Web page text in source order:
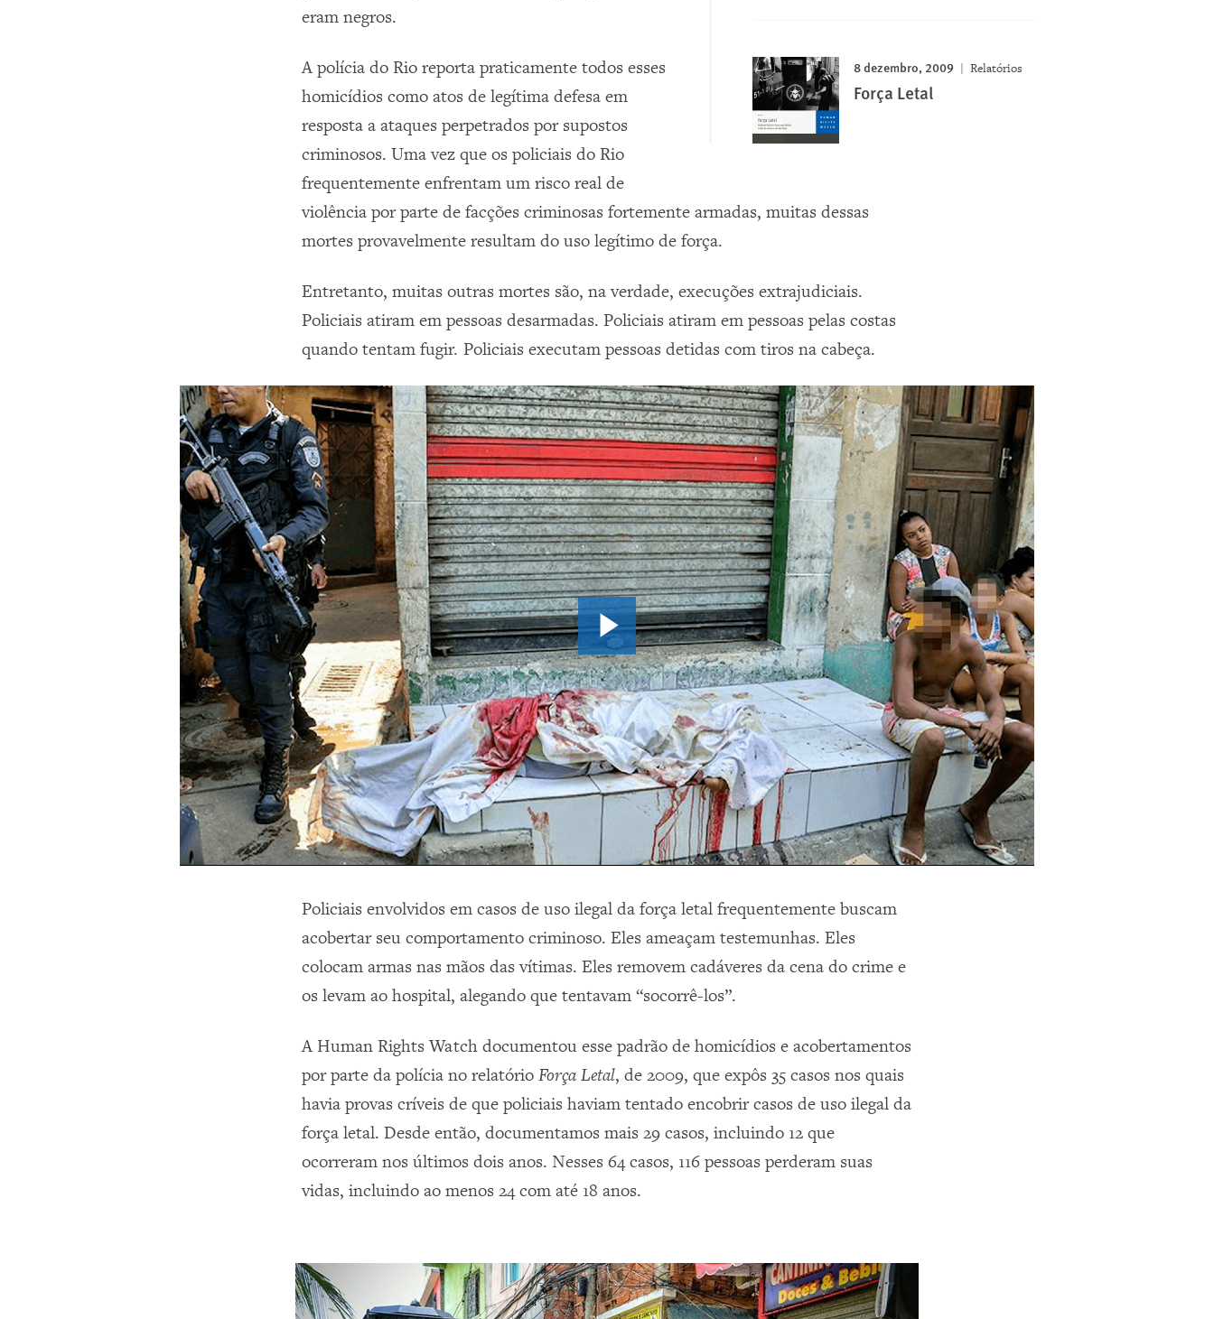
8 dezembro, 2009 Relatórios
Força Letal
eram negros.
A polícia do Rio reporta praticamente todos esses
homicídios como atos de legítima defesa em
resposta a ataques perpetrados por supostos
criminosos. Uma vez que os policiais do Rio
frequentemente enfrentam um risco real de
violência por parte de facções criminosas fortemente armadas, muitas dessas
mortes provavelmente resultam do uso legítimo de força.
Entretanto, muitas outras mortes são, na verdade, execuções extrajudiciais.
Policiais atiram em pessoas desarmadas. Policiais atiram em pessoas pelas costas
quando tentam fugir. Policiais executam pessoas detidas com tiros na cabeça.
Policiais envolvidos em casos de uso ilegal da força letal frequentemente buscam
acobertar seu comportamento criminoso. Eles ameaçam testemunhas. Eles
colocam armas nas mãos das vítimas. Eles removem cadáveres da cena do crime e
os levam ao hospital, alegando que tentavam “socorrê-los”.
A Human Rights Watch documentou esse padrão de homicídios e acobertamentos
por parte da polícia no relatório Força Letal, de 2009, que expôs 35 casos nos quais
havia provas críveis de que policiais haviam tentado encobrir casos de uso ilegal da
força letal. Desde então, documentamos mais 29 casos, incluindo 12 que
ocorreram nos últimos dois anos. Nesses 64 casos, 116 pessoas perderam suas
vidas, incluindo ao menos 24 com até 18 anos.